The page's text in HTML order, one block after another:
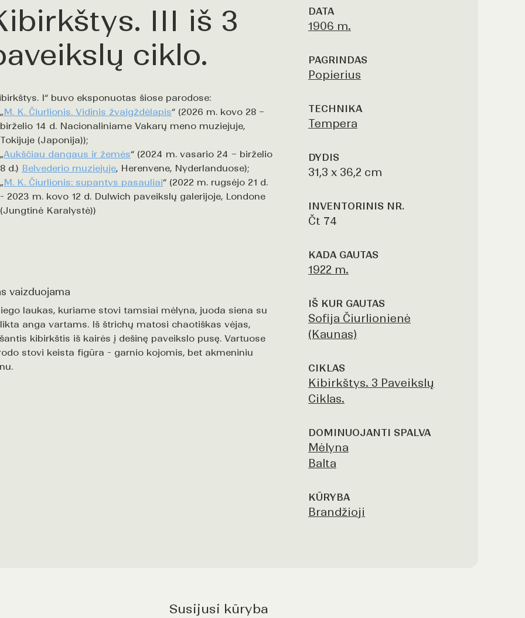
III iš 3
ciklo.
I“ buvo eksponuotas šiose parodose:
„M. K. Čiurlionis. Vidinis žvaigždėlapis“ (2026 m. kovo 28 –
birželio 14 d. Nacionaliniame Vakarų meno muziejuje,
Tokijuje (Japonija));
„Aukščiau dangaus ir žemės“ (2024 m. vasario 24 – birželio
8 d.) Belvederio muziejuje, Herenvene, Nyderlanduose);
„M. K. Čiurlionis: supantys pasauliai“ (2022 m. rugsėjo 21 d.
- 2023 m. kovo 12 d. Dulwich paveikslų galerijoje, Londone
(Jungtinė Karalystė))
vaizduojama
laukas, kuriame stovi tamsiai mėlyna, juoda siena su
anga vartams. Iš štrichų matosi chaotiškas vėjas,
kibirkštis iš kairės į dešinę paveikslo pusę. Vartuose
stovi keista figūra - garnio kojomis, bet akmeniniu
DATA
1906 m.
PAGRINDAS
Popierius
TECHNIKA
Tempera
DYDIS
31,3 x 36,2 cm
INVENTORINIS NR.
Čt 74
KADA GAUTAS
1922 m.
IŠ KUR GAUTAS
Sofija Čiurlionienė
(Kaunas)
CIKLAS
Kibirkštys. 3 Paveikslų
Ciklas.
DOMINUOJANTI SPALVA
Mėlyna
Balta
KŪRYBA
Brandžioji
Susijusi kūryba